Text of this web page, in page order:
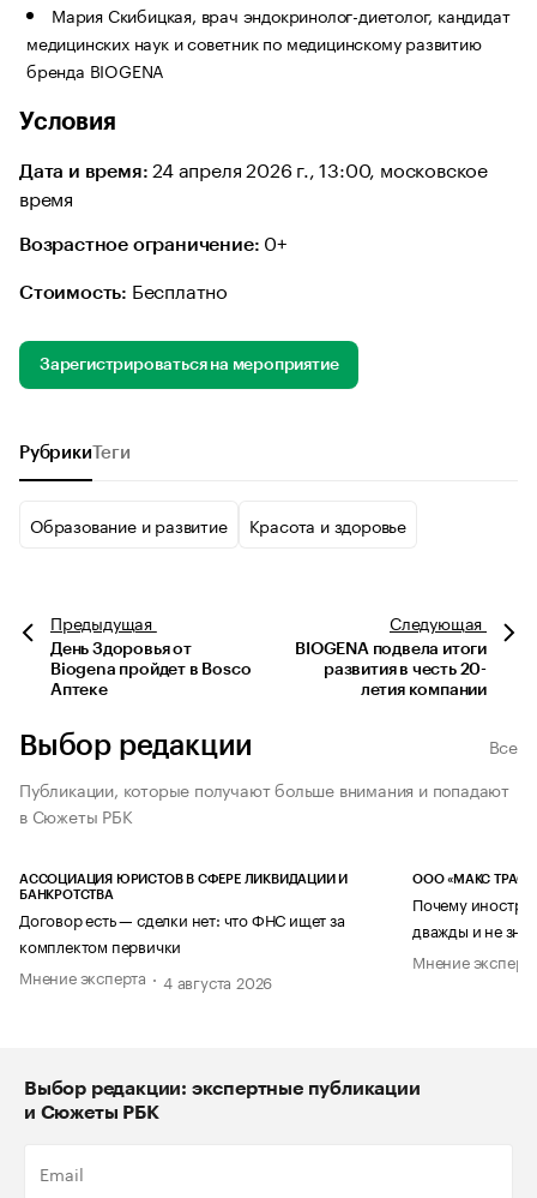
Мария Скибицкая, врач эндокринолог-диетолог, кандидат
медицинских наук и советник по медицинскому развитию
бренда BIOGENA
Условия
Дата и время: 24 апреля 2026 г., 13:00, московское
время
Возрастное ограничение: 0+
Стоимость: Бесплатно
Зарегистрироваться на мероприятие
Рубрики Теги
Образование и развитие Красота и здоровье
Предыдущая
День Здоровья от
Biogena пройдет в Bosco
Аптеке
Следующая
BIOGENA подвела итоги
развития в честь 20-
летия компании
Выбор редакции
Все
Публикации, которые получают больше внимания и попадают
в Сюжеты РБК
АССОЦИАЦИЯ ЮРИСТОВ В СФЕРЕ ЛИКВИДАЦИИ И
БАНКРОТСТВА
Договор есть — сделки нет: что ФНС ищет за
комплектом первички
Мнение эксперта
4 августа 2026
ООО «МАКС ТРАСТ»
Почему
дважды и не
Мнение
Выбор редакции: экспертные публикации
и Сюжеты РБК